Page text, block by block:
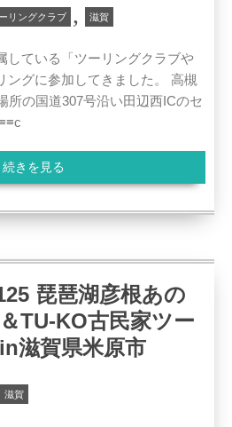
リングクラブ , 滋賀
している「ツーリングクラブや
ングに参加してきました。 高槻
所の国道307号沿い田辺西ICのセ
続きを見る
琵琶湖彦根あの
TU-KO古民家ツー
滋賀県米原市
滋賀